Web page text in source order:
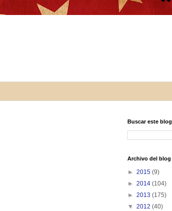
Buscar este blog
Archivo del blog
► 2015 (9)
► 2014 (104)
► 2013 (175)
▼ 2012 (40)